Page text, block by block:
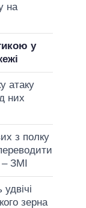
на
у
атаку
них
з полку
– ЗМІ
зерна